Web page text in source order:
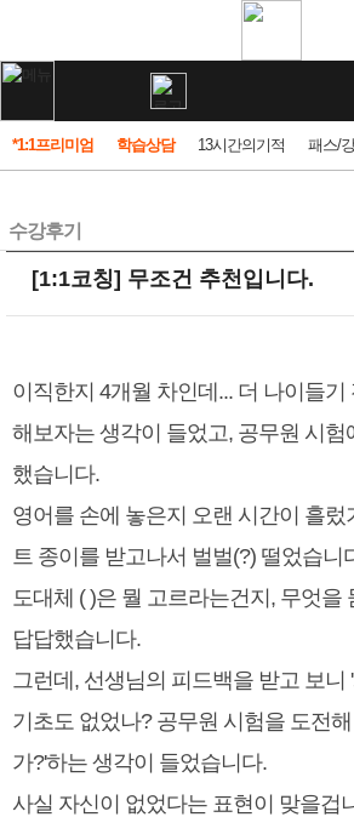
*1:1프리미엄 학습상담 13시간의기적 패스/
수강후기
[1:1코칭] 무조건 추천입니다.
이직한지 4개월 차인데... 더 나이들
해보자는 생각이 들었고, 공무원 시험
했습니다.
영어를 손에 놓은지 오랜 시간이 흘
트 종이를 받고나서 벌벌(?) 떨었습니
도대체 ( )은 뭘 고르라는건지, 무엇을
답답했습니다.
그런데, 선생님의 피드백을 받고 보니
기초도 없었나? 공무원 시험을 도전
가?'하는 생각이 들었습니다.
사실 자신이 없었다는 표현이 맞을겁